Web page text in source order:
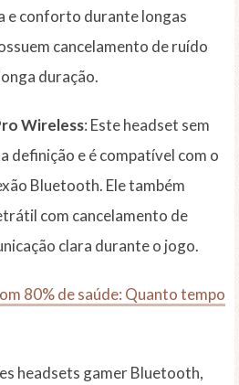
e conforto durante longas
cancelamento de ruído
duração.
Wireless: Este headset sem
definição e é compatível com o
Bluetooth. Ele também
com cancelamento de
clara durante o jogo.
80% de saúde: Quanto tempo
headsets gamer Bluetooth,